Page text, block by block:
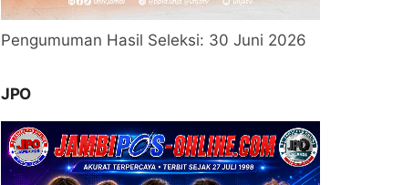
Pengumuman Hasil Seleksi: 30 Juni 2026
JPO